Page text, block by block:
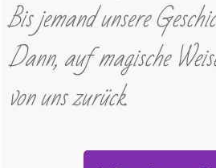
Bis jemand unsere
Dann, auf magische
von uns zurück.